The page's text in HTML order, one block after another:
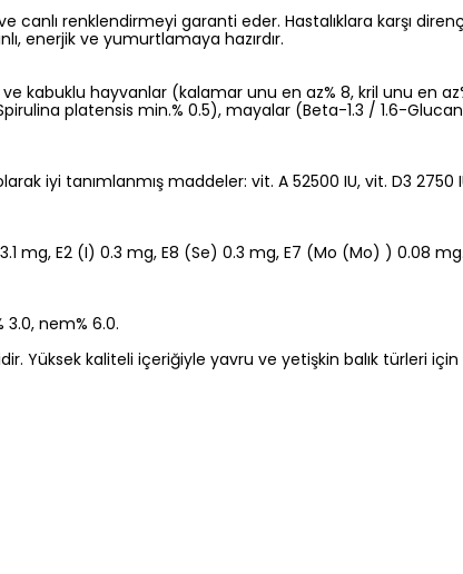
renklendirmeyi garanti eder. Hastalıklara karşı direnç
enerjik ve yumurtlamaya hazırdır.
kabuklu hayvanlar (kalamar unu en az% 8, kril unu en
platensis min.% 0.5), mayalar (Beta-1.3 / 1.6-
iyi tanımlanmış maddeler: vit. A 52500 IU, vit. D3
mg, E2 (I) 0.3 mg, E8 (Se) 0.3 mg, E7 (Mo (Mo) ) 0.08
nem% 6.0.
Yüksek kaliteli içeriğiyle yavru ve yetişkin balık türleri